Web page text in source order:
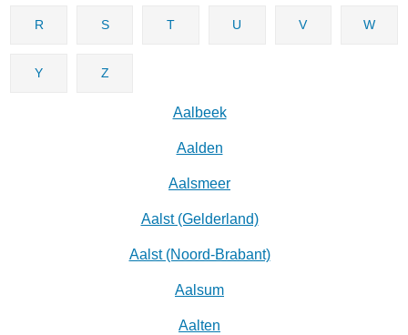
R S T U V W
Y Z
Aalbeek
Aalden
Aalsmeer
Aalst (Gelderland)
Aalst (Noord-Brabant)
Aalsum
Aalten